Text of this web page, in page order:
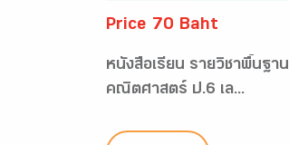
Price 70 Baht
หนังสือเรียน รายวิชาพื้นฐาน
คณิตศาสตร์ ป.6 เล...